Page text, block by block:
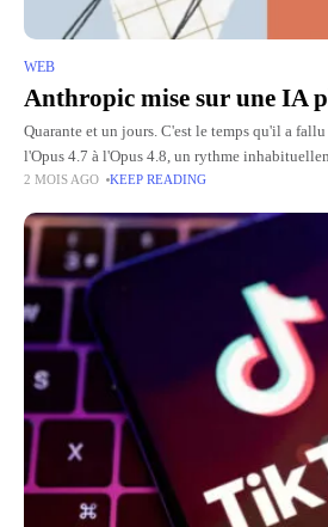
WEB
Anthropic mise sur une IA
Quarante et un jours. C'est le temps qu'il a
l'Opus 4.7 à l'Opus 4.8, un rythme
Il faut dire que
2 MOIS AGO KEEP READING